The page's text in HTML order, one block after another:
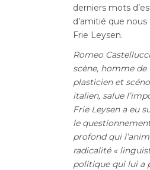
derniers mots
d’amitié que nous
Frie Leysen.
Romeo
scène, homme de
plasticien et
italien, salue
Frie Leysen a eu
le
profond qui
radicalité «
politique qui lui a